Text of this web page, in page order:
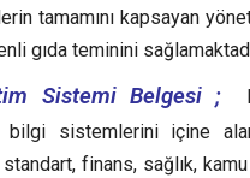
tamamını kapsayan
gıda teminini
Sistemi Belgesi ;
bilgi sistemlerini içine
finans, sağlık,